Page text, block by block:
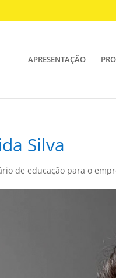
APRESENTAÇÃO
Silva
de educação para o